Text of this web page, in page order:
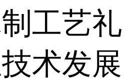
工艺礼
术发展